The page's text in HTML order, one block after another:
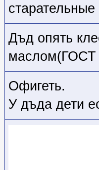
Дъд опять
маслом(ГОСТ
Офигеть.
У дъда дети